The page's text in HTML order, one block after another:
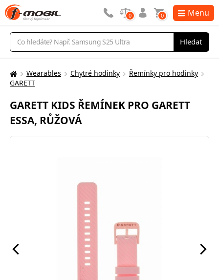
Vyhledávání
Hledat
0 0 Menu
Zde
nacházíte:
Wearables Chytré hodinky
Řemínky pro hodinky
GARETT
GARETT KIDS ŘEMÍNEK PRO GARETT
ESSA, RŮŽOVÁ